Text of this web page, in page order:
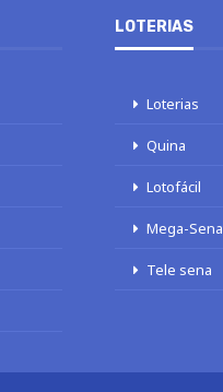
LOTERIAS
Loterias
Quina
Lotofácil
Mega-Sena
Tele sena